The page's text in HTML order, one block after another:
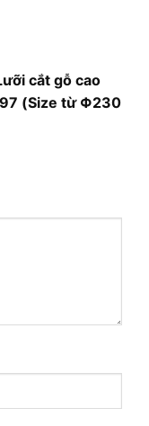
cắt gỗ cao
(Size từ Φ230